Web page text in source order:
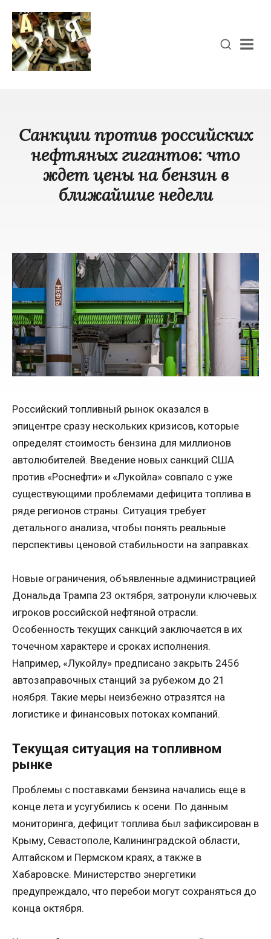
Санкции против российских
нефтяных гигантов: что
ждет цены на бензин в
ближайшие недели
Российский топливный рынок оказался в
эпицентре сразу нескольких кризисов, которые
определят стоимость бензина для миллионов
автолюбителей. Введение новых санкций США
против «Роснефти» и «Лукойла» совпало с уже
существующими проблемами дефицита топлива в
ряде регионов страны. Ситуация требует
детального анализа, чтобы понять реальные
перспективы ценовой стабильности на заправках.
Новые ограничения, объявленные администрацией
Дональда Трампа 23 октября, затронули ключевых
игроков российской нефтяной отрасли.
Особенность текущих санкций заключается в их
точечном характере и сроках исполнения.
Например, «Лукойлу» предписано закрыть 2456
автозаправочных станций за рубежом до 21
ноября. Такие меры неизбежно отразятся на
логистике и финансовых потоках компаний.
Текущая ситуация на топливном
рынке
Проблемы с поставками бензина начались еще в
конце лета и усугубились к осени. По данным
мониторинга, дефицит топлива был зафиксирован в
Крыму, Севастополе, Калининградской области,
Алтайском и Пермском краях, а также в
Хабаровске. Министерство энергетики
предупреждало, что перебои могут сохраняться до
конца октября.